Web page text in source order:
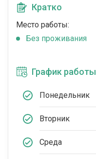
Кратко
Место работы:
Без проживания
График работы
Понедельник
Вторник
Среда